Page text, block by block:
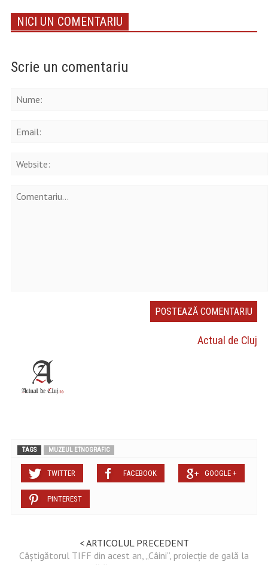
NICI UN COMENTARIU
Scrie un comentariu
Actual de Cluj
TAGS MUZEUL ETNOGRAFIC
TWITTER FACEBOOK GOOGLE +
PINTEREST
< ARTICOLUL PRECEDENT
Câștigătorul TIFF din acest an, „Câini”, proiecție de gală la